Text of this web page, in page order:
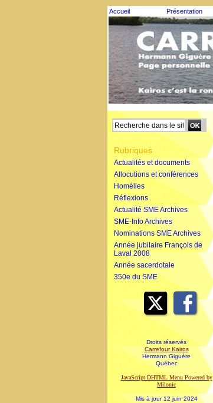
Accueil Présentation
Rubriques
Actualités et documents
Allocutions et conférences
Homélies
Réflexions
Actualité SME Archives
SME-Info Archives
Nominations SME Archives
Année jubilaire François de
Laval 2008
Année sacerdotale
350e du SME
Droits réservés
Carrefour Kairos
Hermann Giguère
Québec
JavaScript DHTML Menu Powered by
Milonic
Mis à jour 12 juin 2024